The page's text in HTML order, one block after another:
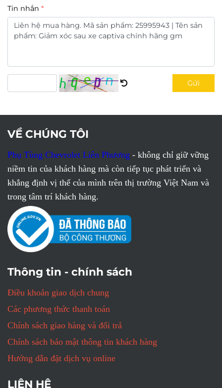
Tin nhắn
Gửi
VỀ CHÚNG TÔI
Phụ Tùng Chevrolet Liên Phương - không chỉ giữ vững
niềm tin của khách hàng mà còn tiếp tục phát triển và
khẳng định vị thế của mình trên thị trường Việt Nam và
trong tâm trí khách hàng.
Thông tin - chính sách
Điều khoản giao dịch chung
Các phương thức thanh toán
Chính sách giao hàng và đổi trả
Chính sách bảo mật thông tin khách hàng
Hướng dẫn đặt dịch vụ online
LIÊN HỆ